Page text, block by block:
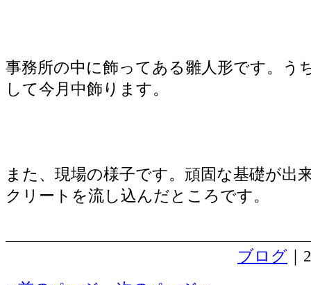
事務所の中に飾ってある雛人形です。う
して今月中飾ります。
また、現場の様子です。頑固な基礎が出
クリートを流し込んだところです。
ブログ